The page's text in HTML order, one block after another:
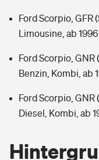
Ford Scorpio, GFR
Limousine, ab 1996
Ford Scorpio, GNR
Benzin, Kombi, ab
Ford Scorpio, GNR
Diesel, Kombi, ab